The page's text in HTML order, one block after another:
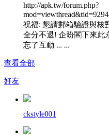
http://apk.tw/forum.php?
祝福: 懇請郵箱驗證與核
全分不退! 企盼閣下來此
忘了互動 ... ...
查看全部
好友
ckstyle001